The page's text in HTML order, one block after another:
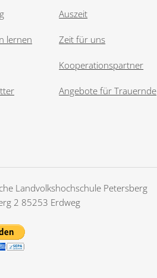
lernen
Auszeit
Zeit für uns
Kooperationspartner
Angebote für Trauernde
Landvolkshochschule Petersberg
2 85253 Erdweg